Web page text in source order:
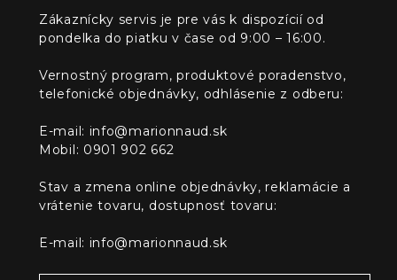
Zákaznícky servis je pre vás k dispozícií od
pondelka do piatku v čase od 9:00 – 16:00.
Vernostný program, produktové poradenstvo,
telefonické objednávky, odhlásenie z odberu:
E-mail: info@marionnaud.sk
Mobil: 0901 902 662
Stav a zmena online objednávky, reklamácie a
vrátenie tovaru, dostupnosť tovaru:
E-mail: info@marionnaud.sk